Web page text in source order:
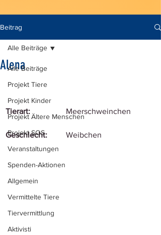
Beitrag
Alle Beiträge
Projekt Tiere
Projekt Kinder
Projekt Ältere Menschen
Projekt SOS
Veranstaltungen
Spenden-Aktionen
Allgemein
Vermittelte Tiere
Tiervermittlung
Aktivisti
Alle Beiträge
Alena
Tierart: Meerschweinchen
Geschlecht: Weibchen